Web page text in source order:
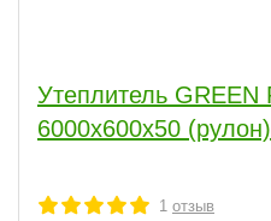
Утеплитель GREEN PLANET СТАНДАРТ
6000х600х50 (рулон)
1 отзыв